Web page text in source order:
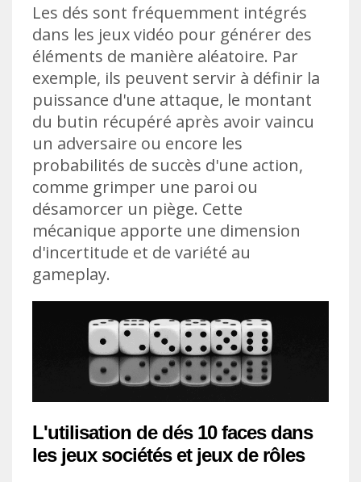
Les dés sont fréquemment intégrés
dans les jeux vidéo pour générer des
éléments de manière aléatoire. Par
exemple, ils peuvent servir à définir la
puissance d'une attaque, le montant
du butin récupéré après avoir vaincu
un adversaire ou encore les
probabilités de succès d'une action,
comme grimper une paroi ou
désamorcer un piège. Cette
mécanique apporte une dimension
d'incertitude et de variété au
gameplay.
L'utilisation de dés 10 faces dans
les jeux sociétés et jeux de rôles